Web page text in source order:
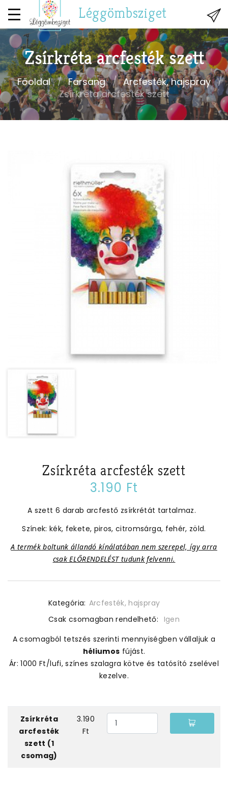
Léggömbsziget
Zsírkréta arcfesték szett
Főoldal Farsang
Arcfesték, hajspray
Zsírkréta arcfesték szett
Zsírkréta arcfesték szett
3.190 Ft
A szett 6 darab arcfestő zsírkrétát tartalmaz.
Színek: kék, fekete, piros, citromsárga, fehér, zöld.
A termék boltunk állandó kínálatában nem szerepel, így arra
csak ELŐRENDELÉST tudunk felvenni.
Kategória: Arcfesték, hajspray
Csak csomagban rendelhető: Igen
A csomagból tetszés szerinti mennyiségben vállaljuk a
héliumos fújást.
Ár: 1000 Ft/lufi, színes szalagra kötve és tatósító zselével
kezelve.
Zsírkréta
arcfesték
szett (1
csomag)
3.190
Ft